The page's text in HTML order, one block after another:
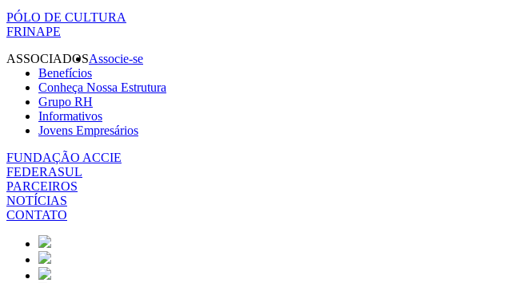
PÓLO DE CULTURA
FRINAPE
ASSOCIADOSAssocie-se
Benefícios
Conheça Nossa Estrutura
Grupo RH
Informativos
Jovens Empresários
FUNDAÇÃO ACCIE
FEDERASUL
PARCEIROS
NOTÍCIAS
CONTATO